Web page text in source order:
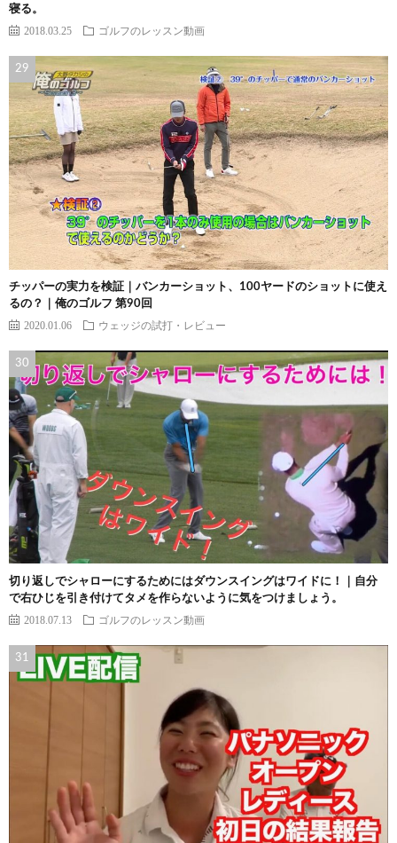
寝る。
2018.03.25 ゴルフのレッスン動画
チッパーの実力を検証｜バンカーショット、100ヤードのショットに使え
るの？｜俺のゴルフ 第90回
2020.01.06 ウェッジの試打・レビュー
切り返しでシャローにするためにはダウンスイングはワイドに！｜自分
で右ひじを引き付けてタメを作らないように気をつけましょう。
2018.07.13 ゴルフのレッスン動画